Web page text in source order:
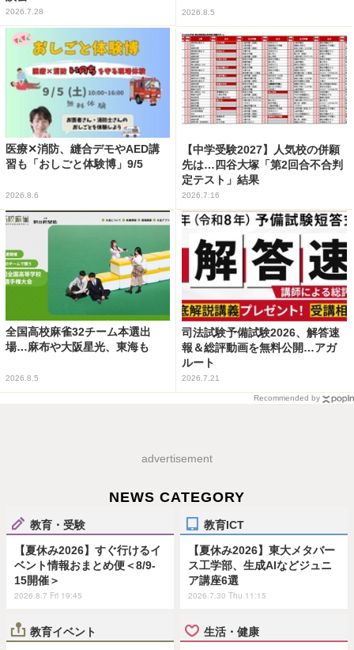
2026.7.28 2026.8.5
医療✕消防、縫合デモやAED講
習も「おしごと体験博」9/5
2026.8.6
【中学受験2027】人気校の併願
先は…四谷大塚「第2回合不合判
定テスト」結果
2026.7.16
全国高校麻雀32チーム本選出
場…麻布や大阪星光、東海も
2026.8.5
司法試験予備試験2026、解答速
報＆総評動画を無料公開…アガ
ルート
2026.7.21
Recommended by
advertisement
NEWS CATEGORY
教育・受験
【夏休み2026】すぐ行けるイ
ベント情報おまとめ便＜8/9-
15開催＞
2026.8.7 Fri 19:45
教育ICT
【夏休み2026】東大メタバー
ス工学部、生成AIなどジュニ
ア講座6選
2026.7.30 Thu 11:15
教育イベント 生活・健康